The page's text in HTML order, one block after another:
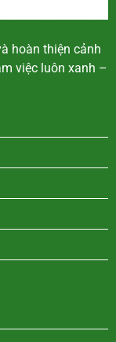
hoàn thiện cảnh
việc luôn xanh –